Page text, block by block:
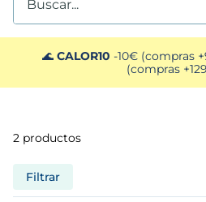
🌊 CALOR10 -10€ (compras
(compras
2 productos
Filtrar
TÉRMINOS MÁS BUSCADOS
1. helados sirena
2 gambas
patatas